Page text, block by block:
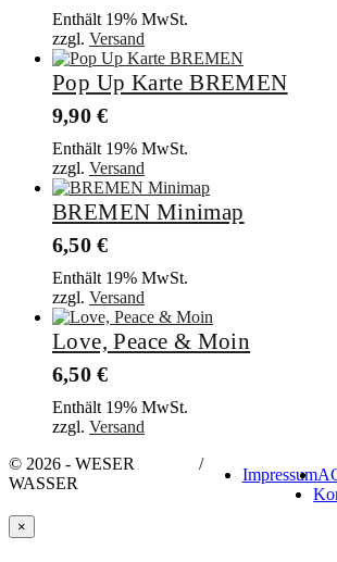
Enthält 19% MwSt.
zzgl. Versand
Pop Up Karte BREMEN
9,90 €
Enthält 19% MwSt.
zzgl. Versand
BREMEN Minimap
6,50 €
Enthält 19% MwSt.
zzgl. Versand
Love, Peace & Moin
6,50 €
Enthält 19% MwSt.
zzgl. Versand
© 2026 - WESER
WASSER
/
Impressum
×